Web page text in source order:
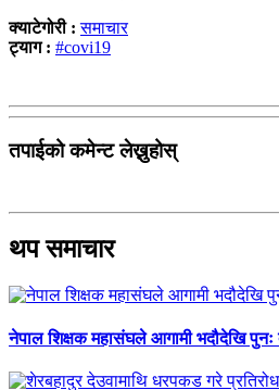
क्याटेगोरी :समाचार
ट्याग : #covi19
तपाईको कमेन्ट लेख्नुहोस्
थप समाचार
नेपाल शिक्षक महासंघले आगामी भदौदेखि पुनः